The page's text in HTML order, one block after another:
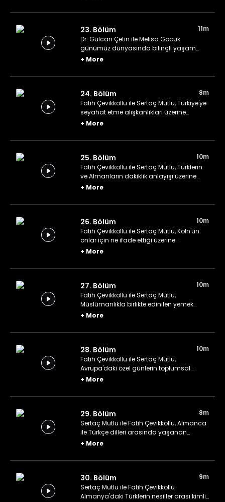
23. Bölüm
11m
Dr. Gülcan Çetin ile Melisa Gocuk
günümüz dünyasında bilinçli yaşam
üzerine konuşuyor.
+ More
24. Bölüm
8m
Fatih Çevikkollu ile Sertaç Mutlu, Türkiye'ye
seyahat etme alışkanlıkları üzerine
konuşuyor.
+ More
25. Bölüm
10m
Fatih Çevikkollu ile Sertaç Mutlu, Türklerin
ve Almanların dakiklik anlayışı üzerine
konuşuyor.
+ More
26. Bölüm
10m
Fatih Çevikkollu ile Sertaç Mutlu, Köln'ün
onlar için ne ifade ettiği üzerine
konuşuyor.
+ More
27. Bölüm
10m
Fatih Çevikkollu ile Sertaç Mutlu,
Müslümanlıkla birlikte edinilen yemek
alışkanlıkları üzerine konuşuyor.
+ More
28. Bölüm
10m
Fatih Çevikkollu ile Sertaç Mutlu,
Avrupa'daki özel günlerin toplumsal
düzene etkisi üzerine konuşuyor.
+ More
29. Bölüm
8m
Sertaç Mutlu ile Fatih Çevikkollu, Almanca
ile Türkçe dilleri arasında yaşanan
etkileşim ve paylaşımı konuşuyor.
+ More
30. Bölüm
9m
Sertaç Mutlu ile Fatih Çevikkollu
Almanya'daki Türklerin nesiller arası kimlik